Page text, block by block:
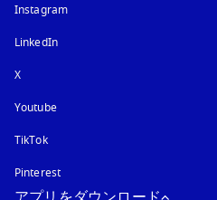
Instagram新しいタブに表示されます
LinkedIn
X
Youtube新しいタブに表示されます
TikTok
Pinterest